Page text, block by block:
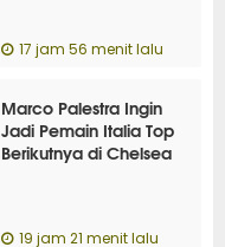
17 jam 56 menit lalu
Marco Palestra Ingin
Jadi Pemain Italia Top
Berikutnya di Chelsea
19 jam 21 menit lalu